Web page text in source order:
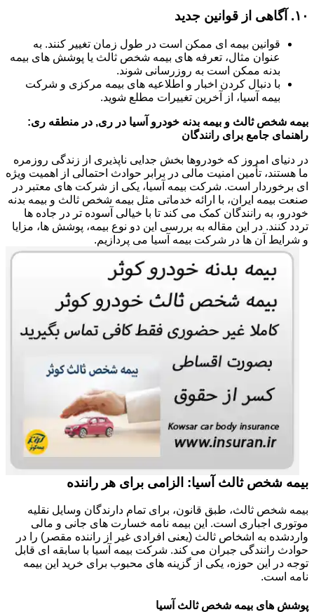
۱۰. آگاهی از قوانین جدید
قوانین بیمه ای ممکن است در طول زمان تغییر کنند. به
عنوان مثال، تعرفه های بیمه شخص ثالث یا پوشش های بیمه
بدنه ممکن است به روزرسانی شوند.
با دنبال کردن اخبار و اطلاعیه های بیمه مرکزی و شرکت
بیمه آسیا، از آخرین تغییرات مطلع شوید.
بیمه شخص ثالث و بیمه بدنه خودرو آسیا در ری, در منطقه ری:
راهنمای جامع برای رانندگان
در دنیای امروز که خودروها بخش جدایی ناپذیری از زندگی روزمره
ما هستند، تأمین امنیت مالی در برابر حوادث احتمالی از اهمیت ویژه
ای برخوردار است. شرکت بیمه آسیا، یکی از شرکت های معتبر در
صنعت بیمه ایران، با ارائه خدماتی مثل بیمه شخص ثالث و بیمه بدنه
خودرو، به رانندگان کمک می کند تا با خیالی آسوده تر در جاده ها
تردد کنند. در این مقاله به بررسی این دو نوع بیمه، پوشش ها، مزایا
و شرایط آن ها در شرکت بیمه آسیا می پردازیم.
بیمه شخص ثالث آسیا: الزامی برای هر راننده
بیمه شخص ثالث، طبق قانون، برای تمام دارندگان وسایل نقلیه
موتوری اجباری است. این بیمه نامه خسارت های جانی و مالی
واردشده به اشخاص ثالث (یعنی افرادی غیر از راننده مقصر) را در
حوادث رانندگی جبران می کند. شرکت بیمه آسیا با سابقه ای قابل
توجه در این حوزه، یکی از گزینه های محبوب برای خرید این بیمه
نامه است.
پوشش های بیمه شخص ثالث آسیا